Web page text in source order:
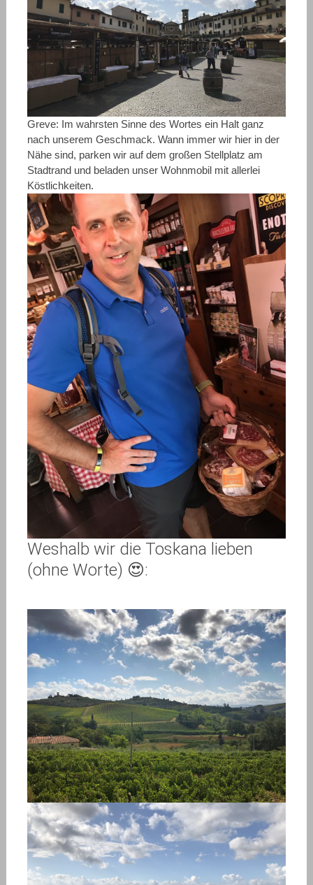
Greve: Im wahrsten Sinne des Wortes ein Halt ganz
nach unserem Geschmack. Wann immer wir hier in der
Nähe sind, parken wir auf dem großen Stellplatz am
Stadtrand und beladen unser Wohnmobil mit allerlei
Köstlichkeiten.
Weshalb wir die Toskana lieben
(ohne Worte) 😍: